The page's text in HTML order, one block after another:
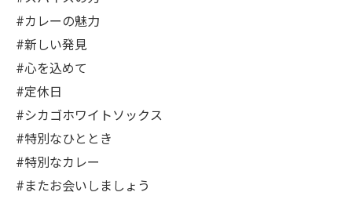
#カレーの魅力
#新しい発見
#心を込めて
#定休日
#シカゴホワイトソックス
#特別なひととき
#特別なカレー
#またお会いしましょう